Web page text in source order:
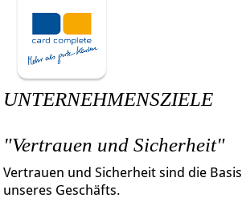
Stellenangebote
Unternehmensziele
Wie bewerbe ich mich
UNTERNEHMENSZIELE
"Vertrauen und Sicherheit"
Vertrauen und Sicherheit sind die Basis
unseres Geschäfts.